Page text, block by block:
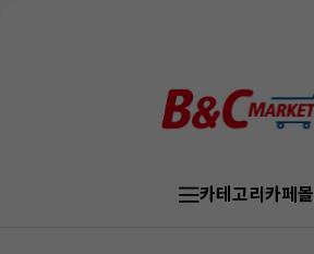
카테고리카페몰